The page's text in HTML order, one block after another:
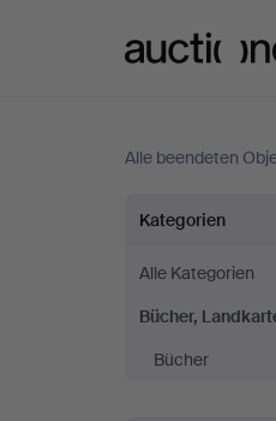
Alle beendeten
Bücher,
&
Kategorien
Alle Kategorien
Bücher,
Bücher